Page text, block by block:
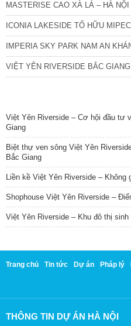
MASTERISE CAO XÀ LÁ – HÀ
ICONIA LAKESIDE TỐ HỮU MIPEC
IMPERIA SKY PARK NAM AN
VIỆT YÊN RIVERSIDE BẮC GIANG
Việt Yên Riverside – Cơ hội đầu tư
Giang
Biệt thự ven sông Việt Yên
Bắc Giang
Liền kề Việt Yên Riverside – Không
Shophouse Việt Yên Riverside –
Việt Yên Riverside – Khu đô thị
Trang chủ Tin tức Dự án Pháp lý
THÔNG TIN DỰ ÁN HÀ NỘI